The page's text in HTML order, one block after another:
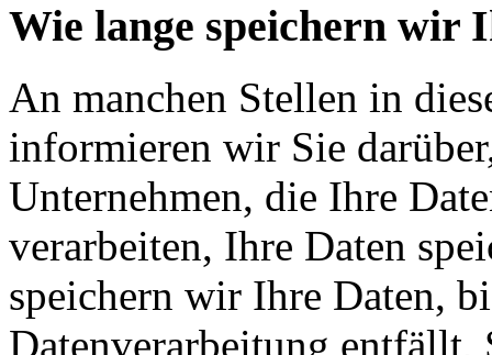
Wie lange speichern wir
An manchen Stellen in
informieren wir Sie
Unternehmen, die Ihre
verarbeiten, Ihre Daten
speichern wir Ihre Daten,
Datenverarbeitung entfällt,